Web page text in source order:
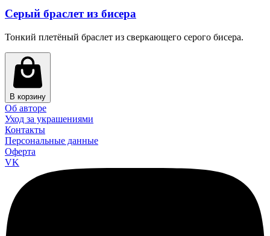
Серый браслет из бисера
Тонкий плетёный браслет из сверкающего серого бисера.
В корзину
Об авторе
Уход за украшениями
Контакты
Персональные данные
Оферта
VK